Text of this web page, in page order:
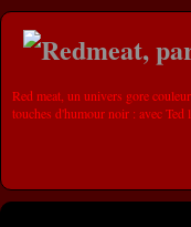
Red meat, un univers gore
touches d'humour noir : avec